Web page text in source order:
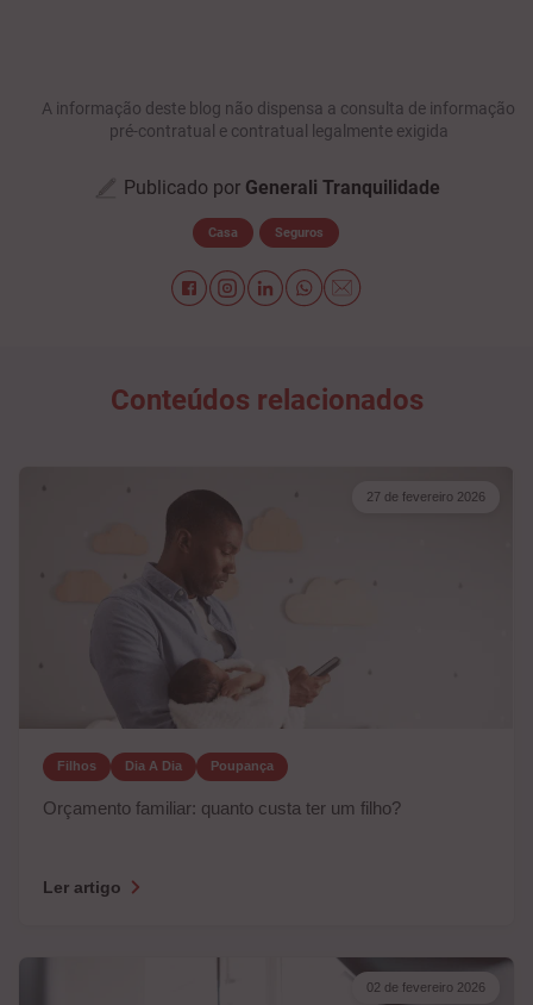
A informação deste blog não dispensa a consulta de informação
pré-contratual e contratual legalmente exigida
Publicado por Generali Tranquilidade
Casa Seguros
Conteúdos relacionados
27 de fevereiro 2026
Filhos Dia A Dia Poupança
Orçamento familiar: quanto custa ter um filho?
Ler artigo
02 de fevereiro 2026